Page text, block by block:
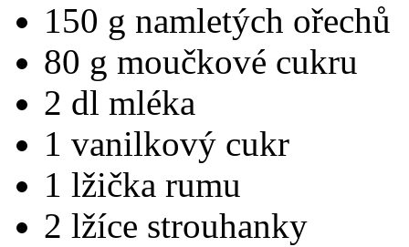
150 g namletých ořechů
80 g moučkové cukru
2 dl mléka
1 vanilkový cukr
1 lžička rumu
2 lžíce strouhanky